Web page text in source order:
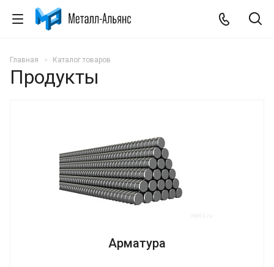
Главная Каталог товаров
Продукты
Арматура